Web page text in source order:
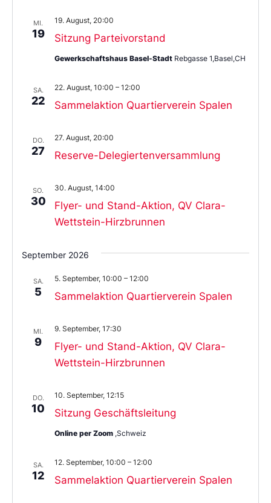
MI.
19 Sitzung Parteivorstand
19. August, 20:00
Gewerkschaftshaus Basel-Stadt Rebgasse 1,Basel,CH
SA.
22 Sammelaktion Quartierverein Spalen
22. August, 10:00 – 12:00
DO.
27 Reserve-Delegiertenversammlung
27. August, 20:00
SO.
30
Flyer- und Stand-Aktion, QV Clara-
Wettstein-Hirzbrunnen
30. August, 14:00
September 2026
SA.
5 Sammelaktion Quartierverein Spalen
5. September, 10:00 – 12:00
MI.
9
Flyer- und Stand-Aktion, QV Clara-
Wettstein-Hirzbrunnen
9. September, 17:30
DO.
10 Sitzung Geschäftsleitung
10. September, 12:15
Online per Zoom ,Schweiz
SA.
12 Sammelaktion Quartierverein Spalen
12. September, 10:00 – 12:00